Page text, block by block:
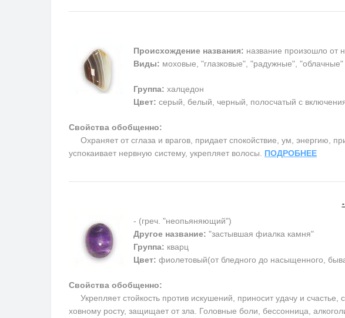
Происхождение названия: название произошло от
Виды: моховые, "глазковые", "радужные", "облачные"
Группа: халцедон
Цвет: серый, белый, черный, полосчатый с
Свойства обобщенно:
Охраняет от сглаза и врагов, придает спокойствие, ум, энергию,
успокаивает нервную систему, укрепляет волосы. ПОДРОБНЕЕ
- (греч. "неопьяняющий")
Другое название: "застывшая фиалка камня"
Группа: кварц
Цвет: фиолетовый(от бледного до насыщенного,
Свойства обобщенно:
Укрепляет стойкость против искушений, приносит удачу и счастье,
ховному росту, защищает от зла. Головные боли, бессонница,